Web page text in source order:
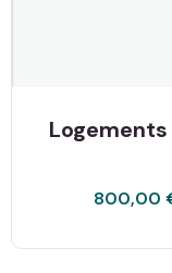
800,00